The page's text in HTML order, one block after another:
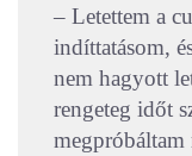
– Letettem a
indíttatásom,
nem hagyott
rengeteg időt
megpróbáltam